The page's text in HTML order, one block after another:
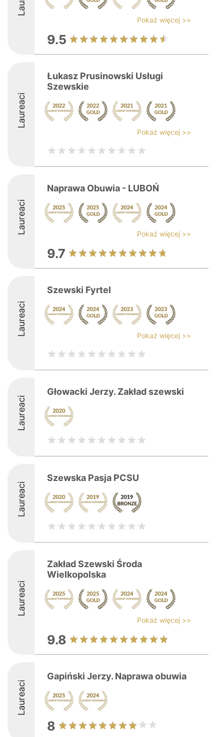
Pokaż więcej >>
9.5
Laureaci
Łukasz Prusinowski Usługi
Szewskie
Pokaż więcej >>
Laureaci
Naprawa Obuwia - LUBOŃ
Pokaż więcej >>
9.7
Laureaci
Szewski Fyrtel
Pokaż więcej >>
Laureaci
Głowacki Jerzy. Zakład szewski
Laureaci
Szewska Pasja PCSU
Laureaci
Zakład Szewski Środa
Wielkopolska
Pokaż więcej >>
9.8
Laureaci
Gapiński Jerzy. Naprawa obuwia
8